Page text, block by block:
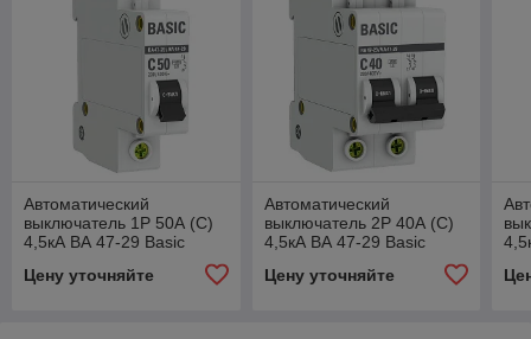
Автоматический
выключатель 1P 50А (C)
4,5кА ВА 47-29 Basic
Цену уточняйте
Автоматический
выключатель 2P 40А (C)
4,5кА ВА 47-29 Basic
Цену уточняйте